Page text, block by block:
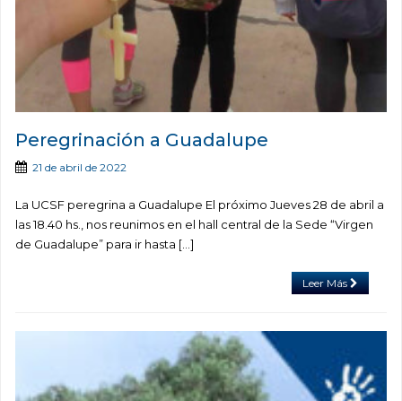
Peregrinación a Guadalupe
21 de abril de 2022
La UCSF peregrina a Guadalupe El próximo Jueves 28 de abril a
las 18.40 hs., nos reunimos en el hall central de la Sede “Virgen
de Guadalupe” para ir hasta […]
Leer Más